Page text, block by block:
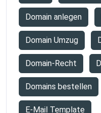
Domain anlegen
Domain Umzug
Domain-Recht
Domains bestellen
E-Mail Template